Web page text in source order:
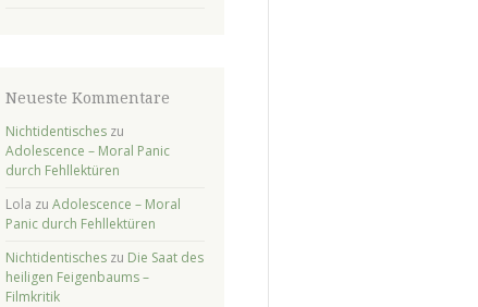
Neueste Kommentare
Nichtidentischeszu
Adolescence – Moral Panic
durch Fehllektüren
Lola zu Adolescence – Moral
Panic durch Fehllektüren
Nichtidentischeszu Die Saat des
heiligen Feigenbaums –
Filmkritik